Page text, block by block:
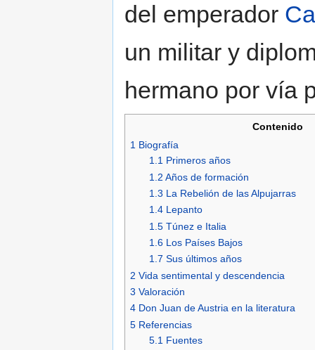
del emperador
un militar y
hermano por vía
Contenido
1 Biografía
1.1 Primeros años
1.2 Años de formación
1.3 La Rebelión de las Alpujarras
1.4 Lepanto
1.5 Túnez e Italia
1.6 Los Países Bajos
1.7 Sus últimos años
2 Vida sentimental y descendencia
3 Valoración
4 Don Juan de Austria en la literatura
5 Referencias
5.1 Fuentes